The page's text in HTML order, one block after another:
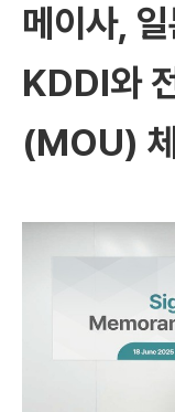
메이사,
KDDI와
(MOU)